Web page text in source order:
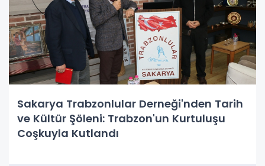
Sakarya Trabzonlular Derneği'nden Tarih
ve Kültür Şöleni: Trabzon'un Kurtuluşu
Coşkuyla Kutlandı